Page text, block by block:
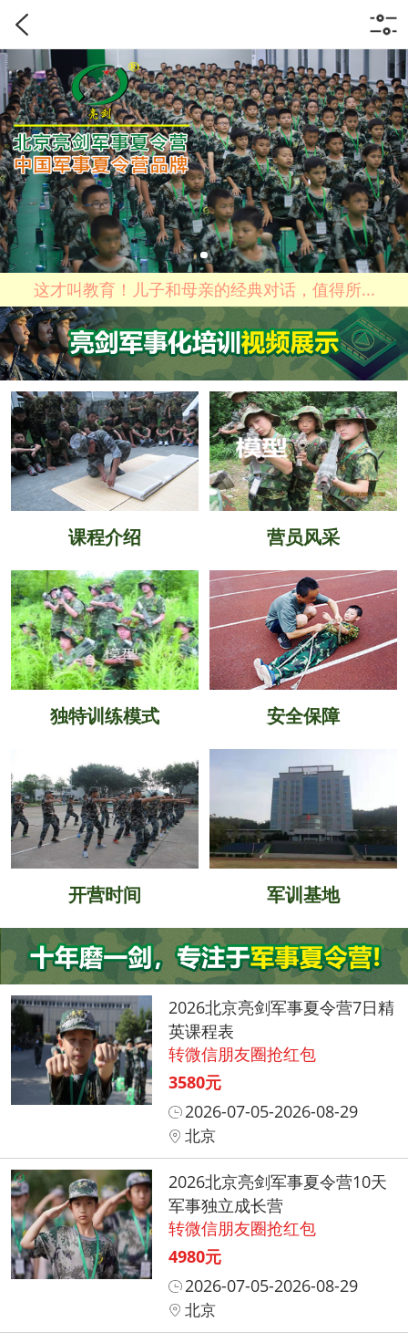
这才叫教育！儿子和母亲的经典对话，值得所...
课程介绍 营员风采
独特训练模式 安全保障
开营时间 军训基地
2026北京亮剑军事夏令营7日精
英课程表
转微信朋友圈抢红包
3580元
2026-07-05-2026-08-29
北京
2026北京亮剑军事夏令营10天
军事独立成长营
转微信朋友圈抢红包
4980元
2026-07-05-2026-08-29
北京